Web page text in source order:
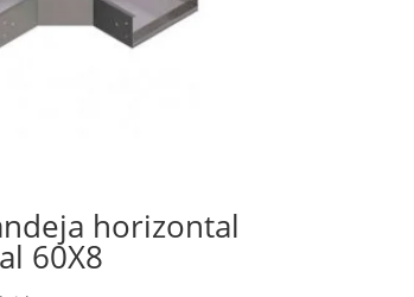
horizontal
60X8